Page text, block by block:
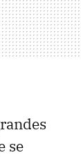
se